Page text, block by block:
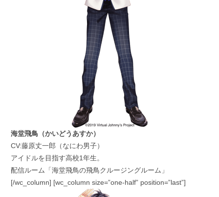
海堂飛鳥（かいどうあすか）
CV:藤原丈一郎（なにわ男子）
アイドルを目指す高校1年生。
配信ルーム「海堂飛鳥の飛鳥クルージングルーム」
[/wc_column] [wc_column size=”one-half” position=”last”]